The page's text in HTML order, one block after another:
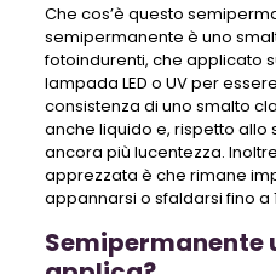
Che cos’è questo
semipermanente è uno
fotoindurenti, che applicato
lampada LED o UV per
consistenza di uno smalto
anche liquido e, rispetto allo
ancora più lucentezza.
apprezzata è che rimane
appannarsi o sfaldarsi fino a
Semipermanente